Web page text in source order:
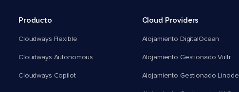
Producto
Cloudways Flexible
Cloudways Autonomous
Cloudways Copilot
Cloud Providers
Alojamiento DigitalOcean
Alojamiento Gestionado Vultr
Alojamiento Gestionado Linode